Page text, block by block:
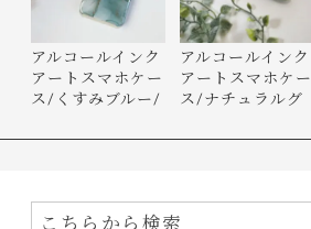
アルコールインク
アートスマホケー
ス/くすみブルー/
アルコールインク
アートスマホケー
ス/ナチュラルグ